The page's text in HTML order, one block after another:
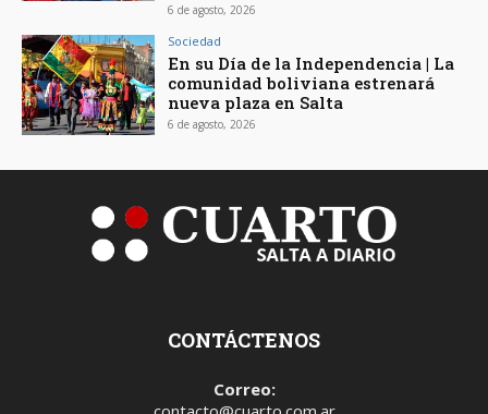
6 de agosto, 2026
Sociedad
En su Día de la Independencia | La
comunidad boliviana estrenará
nueva plaza en Salta
6 de agosto, 2026
CONTÁCTENOS
Correo: